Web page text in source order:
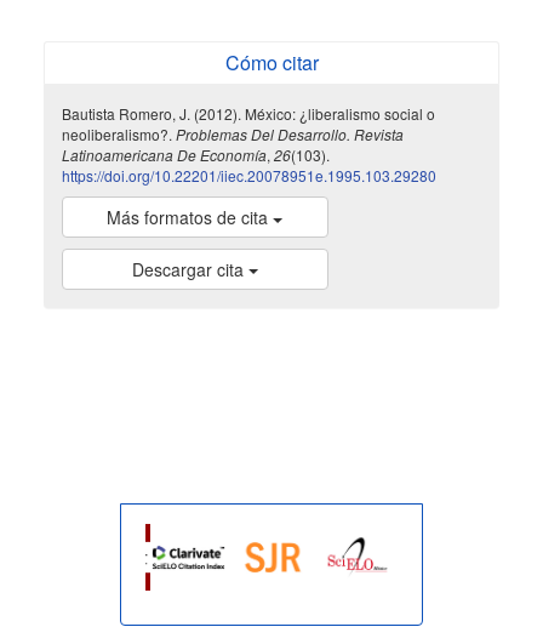
Cómo citar
Bautista Romero, J. (2012). México: ¿liberalismo social o
neoliberalismo?. Problemas Del Desarrollo. Revista
Latinoamericana De Economía, 26(103).
https://doi.org/10.22201/iiec.20078951e.1995.103.29280
Más formatos de cita
Descargar cita